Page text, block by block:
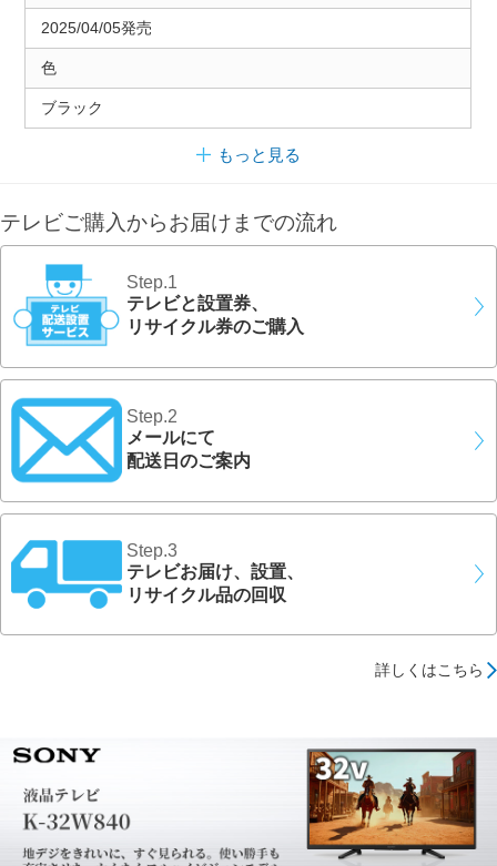
2025/04/05発売
色
ブラック
もっと見る
テレビご購入からお届けまでの流れ
Step.1
テレビと設置券、
リサイクル券のご購入
Step.2
メールにて
配送日のご案内
Step.3
テレビお届け、設置、
リサイクル品の回収
詳しくはこちら